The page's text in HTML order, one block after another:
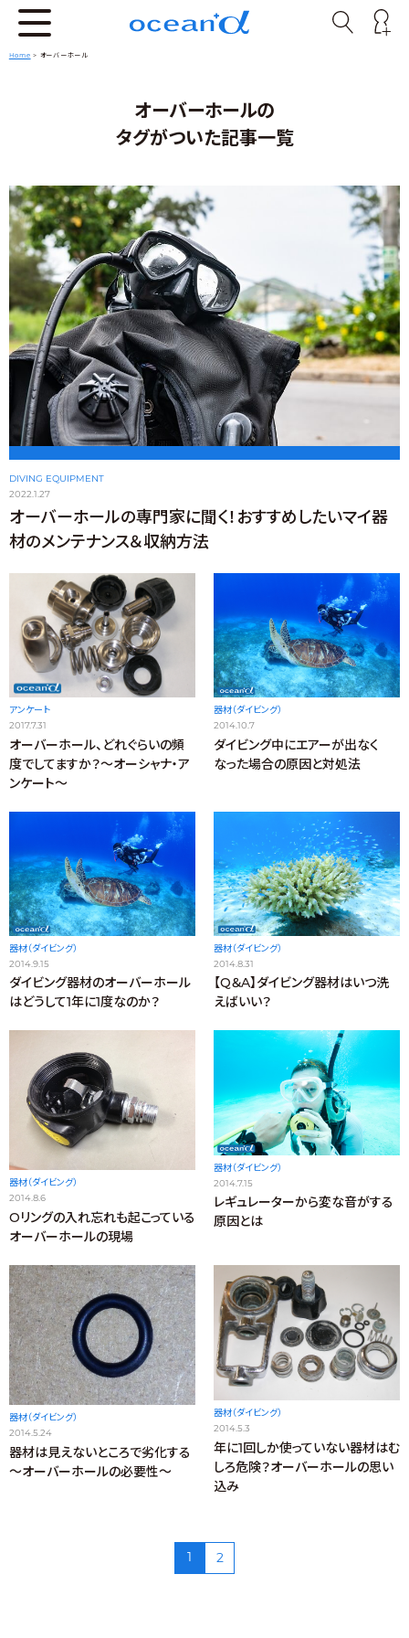
Home > オーバーホール
オーバーホールの
タグがついた記事一覧
DIVING EQUIPMENT
2022.1.27
オーバーホールの専門家に聞く！おすすめしたいマイ器
材のメンテナンス＆収納方法
アンケート
2017.7.31
オーバーホール、どれぐらいの頻
度でしてますか？～オーシャナ・ア
ンケート～
器材（ダイビング）
2014.10.7
ダイビング中にエアーが出なく
なった場合の原因と対処法
器材（ダイビング）
2014.9.15
ダイビング器材のオーバーホール
はどうして1年に1度なのか？
器材（ダイビング）
2014.8.31
【Q＆A】ダイビング器材はいつ洗
えばいい？
器材（ダイビング）
2014.8.6
Oリングの入れ忘れも起こっている
オーバーホールの現場
器材（ダイビング）
2014.7.15
レギュレーターから変な音がする
原因とは
器材（ダイビング）
2014.5.24
器材は見えないところで劣化する
～オーバーホールの必要性～
器材（ダイビング）
2014.5.3
年に1回しか使っていない器材はむ
しろ危険？オーバーホールの思い
込み
1 2